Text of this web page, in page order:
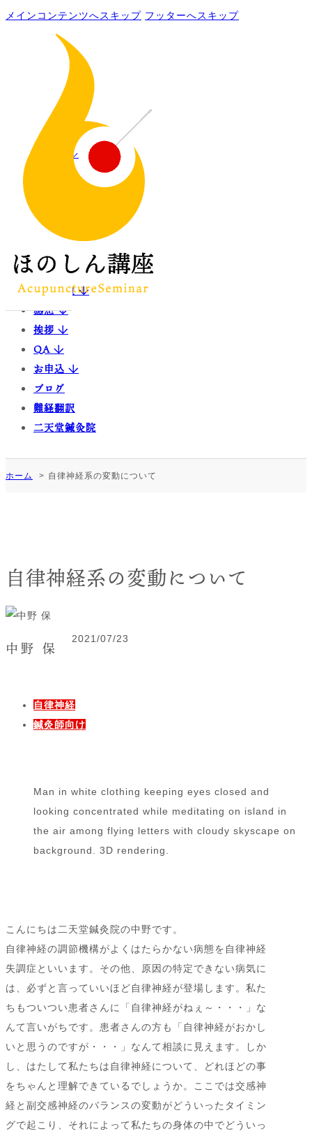
メインコンテンツへスキップ フッターへスキップ
概要 ↓
講座一覧 ↓
感想 ↓
挨拶 ↓
QA ↓
お申込 ↓
二天堂鍼灸院
概要 ↓
講座一覧 ↓
感想 ↓
挨拶 ↓
QA ↓
お申込 ↓
ブログ
難経翻訳
二天堂鍼灸院
ホーム 自律神経系の変動について
自律神経系の変動について
中野 保
2021/07/23
自律神経
鍼灸師向け
Man in white clothing keeping eyes closed and
looking concentrated while meditating on island in
the air among flying letters with cloudy skyscape on
background. 3D rendering.
こんにちは二天堂鍼灸院の中野です。
自律神経の調節機構がよくはたらかない病態を自律神経
失調症といいます。その他、原因の特定できない病気に
は、必ずと言っていいほど自律神経が登場します。私た
ちもついつい患者さんに「自律神経がねぇ～・・・」な
んて言いがちです。患者さんの方も「自律神経がおかし
いと思うのですが・・・」なんて相談に見えます。しか
し、はたして私たちは自律神経について、どれほどの事
をちゃんと理解できているでしょうか。ここでは交感神
経と副交感神経のバランスの変動がどういったタイミン
グで起こり、それによって私たちの身体の中でどういっ